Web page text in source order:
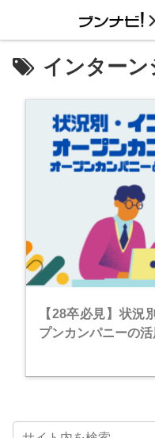
内定に一歩リ
インターン
【28卒必見】状況
プンカンパニーの